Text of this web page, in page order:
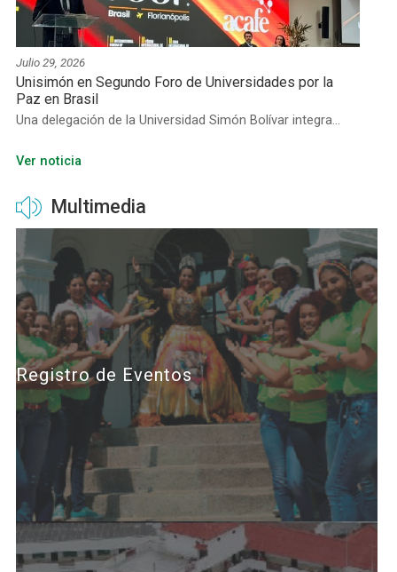
Julio 29, 2026
Unisimón en Segundo Foro de Universidades por la
Paz en Brasil
Una delegación de la Universidad Simón Bolívar integra...
Ver noticia
Multimedia
Registro de Eventos